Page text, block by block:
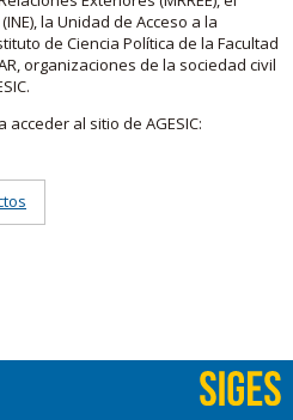
la Unidad de Acceso a la
de Ciencia Política de la Facultad
organizaciones de la sociedad civil
al sitio de AGESIC: